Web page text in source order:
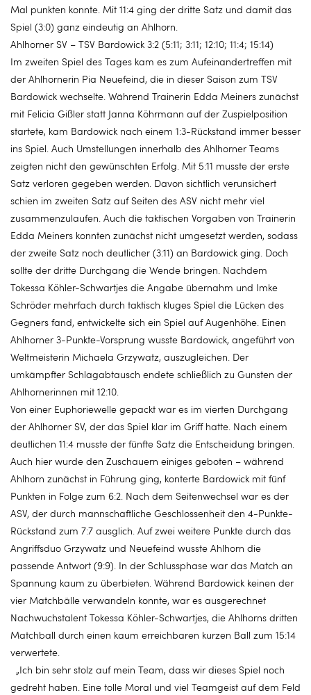
Mal punkten konnte. Mit 11:4 ging der dritte Satz und damit das
Spiel (3:0) ganz eindeutig an Ahlhorn.
Ahlhorner SV – TSV Bardowick 3:2 (5:11; 3:11; 12:10; 11:4; 15:14)
Im zweiten Spiel des Tages kam es zum Aufeinandertreffen mit
der Ahlhornerin Pia Neuefeind, die in dieser Saison zum TSV
Bardowick wechselte. Während Trainerin Edda Meiners zunächst
mit Felicia Gißler statt Janna Köhrmann auf der Zuspielposition
startete, kam Bardowick nach einem 1:3-Rückstand immer besser
ins Spiel. Auch Umstellungen innerhalb des Ahlhorner Teams
zeigten nicht den gewünschten Erfolg. Mit 5:11 musste der erste
Satz verloren gegeben werden. Davon sichtlich verunsichert
schien im zweiten Satz auf Seiten des ASV nicht mehr viel
zusammenzulaufen. Auch die taktischen Vorgaben von Trainerin
Edda Meiners konnten zunächst nicht umgesetzt werden, sodass
der zweite Satz noch deutlicher (3:11) an Bardowick ging. Doch
sollte der dritte Durchgang die Wende bringen. Nachdem
Tokessa Köhler-Schwartjes die Angabe übernahm und Imke
Schröder mehrfach durch taktisch kluges Spiel die Lücken des
Gegners fand, entwickelte sich ein Spiel auf Augenhöhe. Einen
Ahlhorner 3-Punkte-Vorsprung wusste Bardowick, angeführt von
Weltmeisterin Michaela Grzywatz, auszugleichen. Der
umkämpfter Schlagabtausch endete schließlich zu Gunsten der
Ahlhornerinnen mit 12:10.
Von einer Euphoriewelle gepackt war es im vierten Durchgang
der Ahlhorner SV, der das Spiel klar im Griff hatte. Nach einem
deutlichen 11:4 musste der fünfte Satz die Entscheidung bringen.
Auch hier wurde den Zuschauern einiges geboten – während
Ahlhorn zunächst in Führung ging, konterte Bardowick mit fünf
Punkten in Folge zum 6:2. Nach dem Seitenwechsel war es der
ASV, der durch mannschaftliche Geschlossenheit den 4-Punkte-
Rückstand zum 7:7 ausglich. Auf zwei weitere Punkte durch das
Angriffsduo Grzywatz und Neuefeind wusste Ahlhorn die
passende Antwort (9:9). In der Schlussphase war das Match an
Spannung kaum zu überbieten. Während Bardowick keinen der
vier Matchbälle verwandeln konnte, war es ausgerechnet
Nachwuchstalent Tokessa Köhler-Schwartjes, die Ahlhorns dritten
Matchball durch einen kaum erreichbaren kurzen Ball zum 15:14
verwertete.
„Ich bin sehr stolz auf mein Team, dass wir dieses Spiel noch
gedreht haben. Eine tolle Moral und viel Teamgeist auf dem Feld